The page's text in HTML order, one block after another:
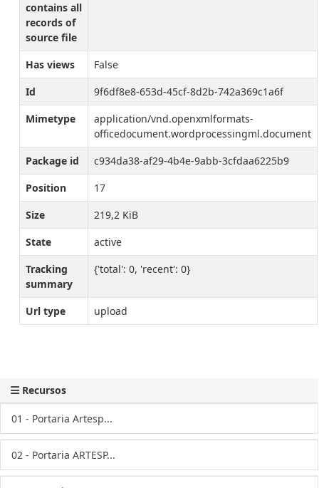
Recursos
01 - Portaria Artesp...
02 - Portaria ARTESP...
contains all
records of
source file
Has views
False
Id
9f6df8e8-653d-45cf-8d2b-742a369c1a6f
Mimetype
application/vnd.openxmlformats-
officedocument.wordprocessingml.document
Package id
c934da38-af29-4b4e-9abb-3cfdaa6225b9
Position
17
Size
219,2 KiB
State
active
Tracking
summary
{'total': 0, 'recent': 0}
Url type upload